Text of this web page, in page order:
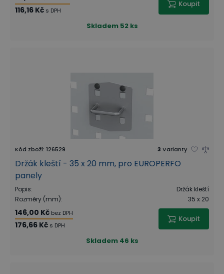
116,16 Kč s DPH
Koupit
Skladem 52 ks
Kód zboží: 126529 3 Varianty
Držák kleští - 35 x 20 mm, pro EUROPERFO
panely
Popis:
Držák kleští
Rozměry (mm): 35 x 20
146,00 Kč bez DPH
176,66 Kč s DPH
Koupit
Skladem 46 ks